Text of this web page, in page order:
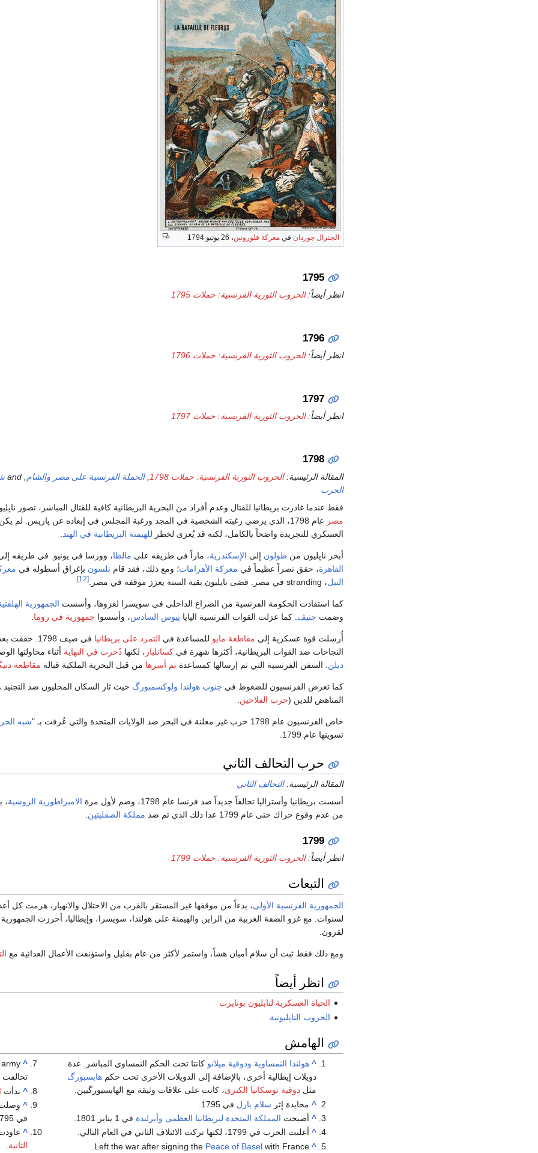
الجنرال جوردان في معركة فلوروس، 26 يونيو 1794
1795
انظر أيضاً:الحروب الثورية الفرنسية: حملات 1795
1796
انظر أيضاً:الحروب الثورية الفرنسية: حملات 1796
1797
انظر أيضاً:الحروب الثورية الفرنسية: حملات 1797
1798
المقالة الرئيسية:الحروب الثورية الفرنسية: حملات 1798 ,الحملة الفرنسية على مصر والشام
الحرب
فقط عندما غادرت بريطانيا للقتال وعدم أفراد من البحرية البريطانية كافية للقتال المباشر، تصور
مصر
عام 1798، الذي يرضي رغبته الشخصية في المجد ورغبة المجلس في إبعاده عن پاريس. لم
العسكري للتجريدة واضحاً بالكامل، لكنه قد يُعزى لخطر للهيمنة البريطانية في الهند
أبحر ناپليون من طولون إلى الإسكندرية، ماراً في طريقه على مالطا، وورسا في يونيو. في طريقه
القاهرة، حقق نصراً عظيماً في معركة الأهرامات؛ ومع ذلك، فقد قام نلسون بإغراق أسطوله في
النيل، stranding في مصر. قضى ناپليون بقية السنة يعزز موقفه في مصر. [12]
كما استفادت الحكومة الفرنسية من الصراع الداخلي في سويسرا لغزوها، وأسست الجمهورية
وضمت جنيڤ . كما عزلت القوات الفرنسية الپاپا پيوس السادس، وأسسوا جمهورية في روما
أُرسلت قوة عسكرية إلى مقاطعة مايو للمساعدة في التمرد على بريطانيا
في صيف 1798.
النجاحات ضد القوات البريطانية، أكثرها شهرة في كساتلبار ، لكنها دُحرت في النهاية أثناء محاولتها
دبلن . السفن الفرنسية التي تم إرسالها كمساعدة تم أسرها من قبل البحرية الملكية قبالة مقاطعة
كما تعرض الفرنسيون للضغوط في جنوب هولندا ولوكسمبورگ حيث ثار السكان المحليون ضد التجنيد
المناهض للدين (حرب الفلاحين
خاض الفرنسيون عام 1798 حرب غير معلنة في البحر ضد الولايات المتحدة والتي عُرفت بـ " شبه
تسويتها عام 1799.
حرب التحالف الثاني
المقالة الرئيسية:التحالف الثاني
أسست بريطانيا وأستراليا تحالفاً جديداً ضد فرنسا عام 1798، وضم لأول مرة
الامبراطورية الروسية،
من عدم وقوع حراك حتى عام 1799 عدا ذلك الذي تم ضد
مملكة الصقليتين
1799
انظر أيضاً:الحروب الثورية الفرنسية: حملات 1799
التبعات
الجمهورية الفرنسية الأولى، بدءاً من موقفها غير المستقر بالقرب من الاحتلال والانهيار، هزمت كل
لسنوات. مع غزو الضفة الغربية من الراين والهيمنة على هولندا، سويسرا، وإيطاليا، أحرزت
لقرون.
ومع ذلك فقط ثبت أن سلام أميان هشاً، واستمر لأكثر من عام بقليل واستؤنفت الأعمال العدائية مع
انظر أيضاً
الحياة العسكرية لناپليون بوناپرت
الحروب الناپليونية
الهامش
^ هولندا النمساوية ودوقية ميلانو كانتا تحت الحكم النمساوي المباشر. عدة
دويلات إيطالية أخرى، بالإضافة إلى الدويلات الأخرى تحت حكم هابسبورگ
مثل دوقية توسكانيا الكبرى، كانت على علاقات وثيقة مع الهابسبورگيين.
^ محايدة إثر سلام بازل في 1795.
^ أصبحت المملكة المتحدة لبريطانيا العظمى وأيرلندة في 1 يناير 1801.
^ أعلنت الحرب في 1799، لكنها تركت الائتلاف الثاني في العام التالي.
^
Left the war after signing the Peace of Basel with France.
^
تحالفت مع
^ بدأت
^ وصلت
في 1795.
^
الثانية.